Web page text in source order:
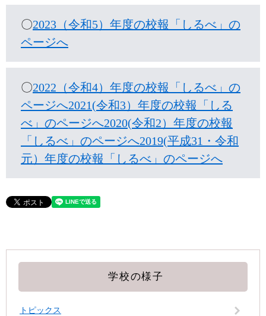
〇2023（令和5）年度の校報「しるべ」の
ページへ
〇2022（令和4）年度の校報「しるべ」の
ページへ2021(令和3）年度の校報「しる
べ」のページへ2020(令和2）年度の校報
「しるべ」のページへ2019(平成31・令和
元）年度の校報「しるべ」のページへ
学校の様子
トピックス